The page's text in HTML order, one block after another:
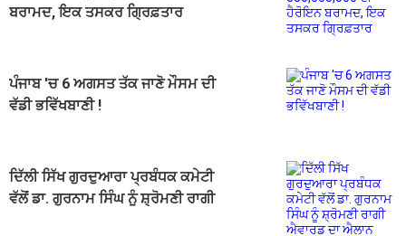
ਬਰਾਮਦ, ਇਕ ਤਸਕਰ ਗ੍ਰਿਫ਼ਤਾਰ
ਪੰਜਾਬ 'ਚ 6 ਅਗਸਤ ਤੱਕ ਜਾਣੋ ਮੌਸਮ ਦੀ
ਵੱਡੀ ਭਵਿੱਖਬਾਣੀ !
ਦਿੱਲੀ ਸਿੱਖ ਗੁਰਦੁਆਰਾ ਪ੍ਰਬੰਧਕ ਕਮੇਟੀ
ਵੱਲੋਂ ਡਾ. ਗੁਰਨਾਮ ਸਿੰਘ ਨੂੰ ਸ਼੍ਰੋਮਣੀ ਰਾਗੀ